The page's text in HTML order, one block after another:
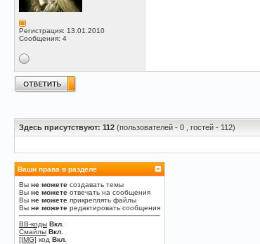
Регистрация: 13.01.2010
Сообщения: 4
Здесь присутствуют: 112 (пользователей - 0 , гостей - 112)
Ваши права в разделе
Вы не можете создавать темы
Вы не можете отвечать на сообщения
Вы не можете прикреплять файлы
Вы не можете редактировать сообщения
BB-коды Вкл.
Смайлы Вкл.
[IMG] код Вкл.